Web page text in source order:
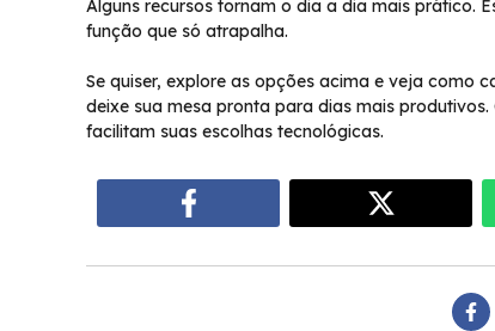
Alguns recursos tornam o dia a dia mais prático.
função que só atrapalha.
Se quiser, explore as opções acima e veja como
deixe sua mesa pronta para dias mais
facilitam suas escolhas tecnológicas.